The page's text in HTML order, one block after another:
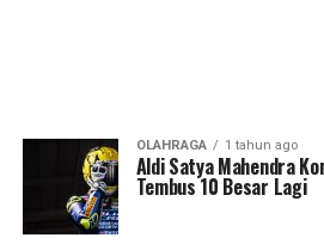
OLAHRAGA 1 tahun ago
Aldi Satya Mahendra
Tembus 10 Besar Lagi